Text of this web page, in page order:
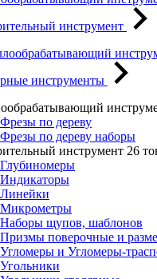
инструмент
инструменты
Фрезы по дереву
Фрезы по дереву наборы
инструмент 26
Глубиномеры
Индикаторы
Линейки
Микрометры
Наборы щупов, шаблонов
Призмы поверочные и
Угломеры и Угломеры-
Угольники